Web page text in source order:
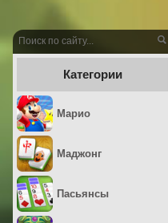
Категории
Марио
Маджонг
Пасьянсы